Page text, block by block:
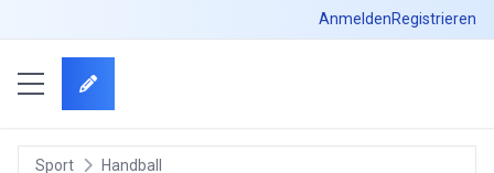
AnmeldenRegistrieren
Sport Handball